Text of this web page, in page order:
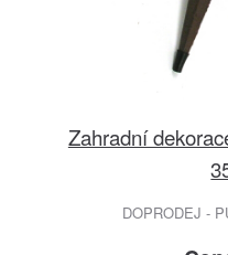
Zahradní
DOPRODEJ -